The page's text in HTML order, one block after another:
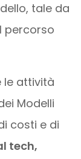
tale da
percorso
le attività
Modelli
costi e di
tech,